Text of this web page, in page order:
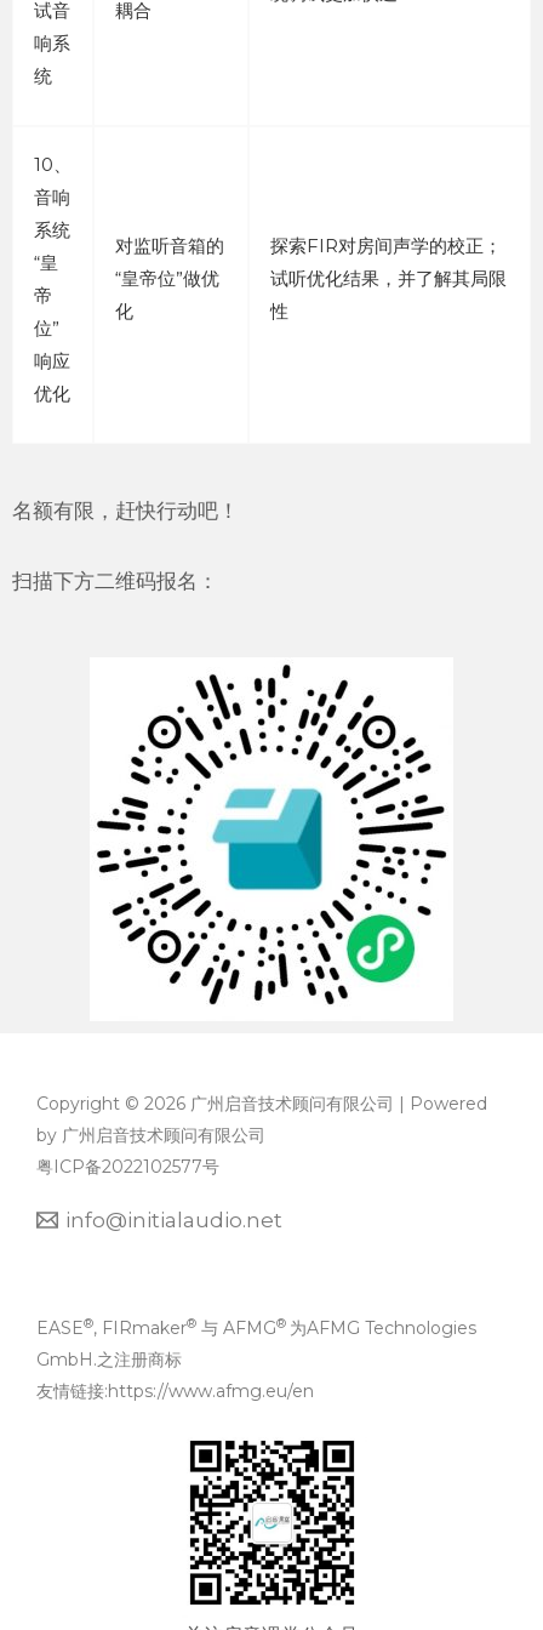
试音
响系
统
耦合
10、
音响
系统
“皇
帝
位”
响应
优化
对监听音箱的
“皇帝位”做优
化
探索FIR对房间声学的校正；
试听优化结果，并了解其局限
性
名额有限，赶快行动吧！
扫描下方二维码报名：
Copyright © 2026 广州启音技术顾问有限公司 | Powered
by 广州启音技术顾问有限公司
粤ICP备2022102577号
info@initialaudio.net
EASE®, FIRmaker® 与 AFMG® 为AFMG Technologies
GmbH.之注册商标
友情链接:https://www.afmg.eu/en